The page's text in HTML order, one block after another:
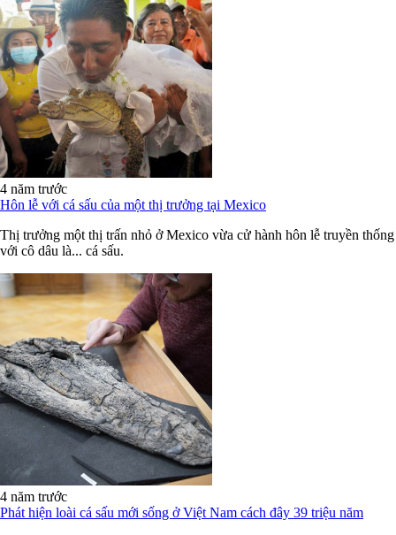
4 năm trước
Hôn lễ với cá sấu của một thị trưởng tại Mexico
Thị trưởng một thị trấn nhỏ ở Mexico vừa cử hành hôn lễ truyền thống
với cô dâu là... cá sấu.
4 năm trước
Phát hiện loài cá sấu mới sống ở Việt Nam cách đây 39 triệu năm